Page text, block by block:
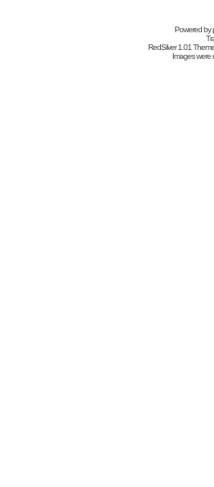
Powered by
RedSilver 1.01
Images were